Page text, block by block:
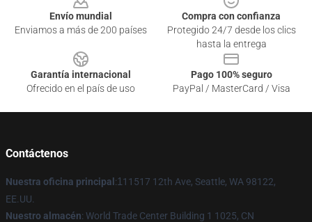
Envío mundial
Enviamos a más de 200 países
Compra con confianza
Protegido 24/7 desde los clics
hasta la entrega
Garantía internacional
Ofrecido en el país de uso
Pago 100% seguro
PayPal / MasterCard / Visa
Contáctenos
Nuestra oficina principal :1 11517 12th Ave, Seattle, WA 98122,
EE.UU.
Nuestro almacén: World Trade Center Building 1 1025, CN